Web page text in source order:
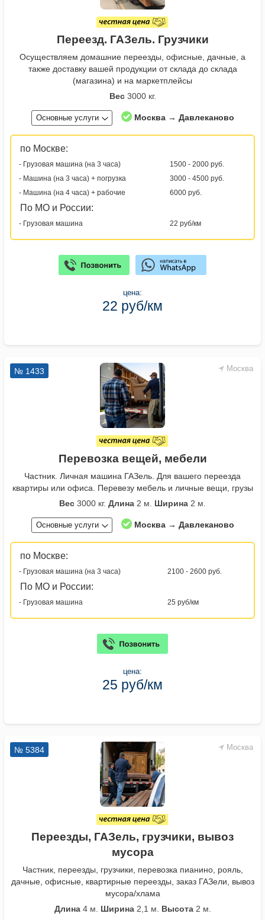
Переезд. ГАЗель. Грузчики
Осуществляем домашние переезды, офисные, дачные, а
также доставку вашей продукции от склада до склада
(магазина) и на маркетплейсы
Вес3000 кг.
Основные услуги Москва → Давлеканово
по Москве:
- Грузовая машина (на 3 часа)
1500 - 2000 руб.
- Машина (на 3 часа) + погрузка
3000 - 4500 руб.
- Машина (на 4 часа) + рабочие
6000 руб.
По МО и России:
- Грузовая машина 22 руб/км
цена:
22 руб/км
Москва
№ 1433
Перевозка вещей, мебели
Частник. Личная машина ГАЗель. Для вашего переезда
квартиры или офиса. Перевезу мебель и личные вещи, грузы
Вес 3000 кг. Длина 2 м. Ширина 2 м.
Основные услуги Москва → Давлеканово
по Москве:
- Грузовая машина (на 3 часа) 2100 - 2600 руб.
По МО и России:
- Грузовая машина 25 руб/км
цена:
25 руб/км
Москва
№ 5384
Переезды, ГАЗель, грузчики, вывоз
мусора
Частник, переезды, грузчики, перевозка пианино, рояль,
дачные, офисные, квартирные переезды, заказ ГАЗели, вывоз
мусора/хлама
Длина4 м. Ширина2,1 м. Высота2 м.